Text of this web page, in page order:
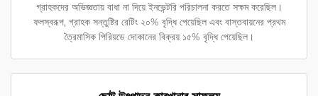
গ্রাহকদের অভিজ্ঞতায় বাধা না দিয়ে ইনভেন্টরি পরিচালনা করতে সক্ষম করেছিল।
ফলস্বরূপ, গ্রাহক সন্তুষ্টির রেটিং ২০% বৃদ্ধি পেয়েছিল এবং বাস্তবায়নের প্রথম
ত্রৈমাসিক পিরিয়ডে দোকানের বিক্রয় ১৫% বৃদ্ধি পেয়েছিল।